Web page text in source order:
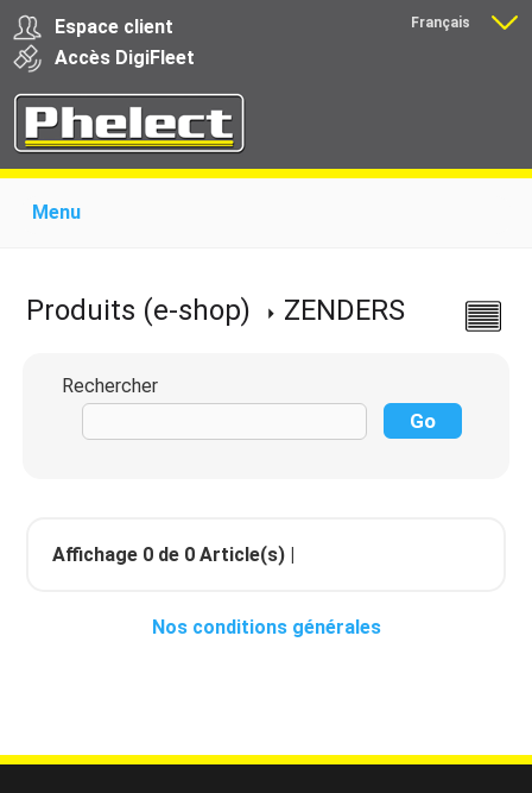
Espace client
Accès DigiFleet
Français
Menu
Produits pour transporteurs
Formations
Support
Liens
Produits (e-shop) ZENDERS
Rechercher
Affichage 0 de 0 Article(s) |
Nos conditions générales